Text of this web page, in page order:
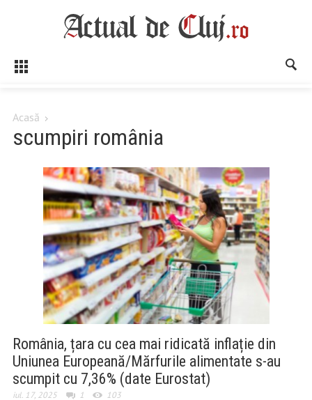
Acasă
scumpiri românia
România, țara cu cea mai ridicată inflație din
Uniunea Europeană/Mărfurile alimentate s-au
scumpit cu 7,36% (date Eurostat)
iul. 17, 2025 1 103